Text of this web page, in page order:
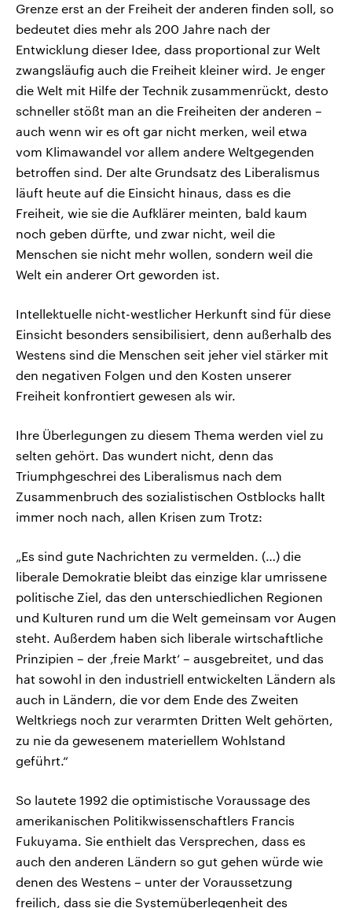
Grenze erst an der Freiheit der anderen finden soll, so
bedeutet dies mehr als 200 Jahre nach der
Entwicklung dieser Idee, dass proportional zur Welt
zwangsläufig auch die Freiheit kleiner wird. Je enger
die Welt mit Hilfe der Technik zusammenrückt, desto
schneller stößt man an die Freiheiten der anderen –
auch wenn wir es oft gar nicht merken, weil etwa
vom Klimawandel vor allem andere Weltgegenden
betroffen sind. Der alte Grundsatz des Liberalismus
läuft heute auf die Einsicht hinaus, dass es die
Freiheit, wie sie die Aufklärer meinten, bald kaum
noch geben dürfte, und zwar nicht, weil die
Menschen sie nicht mehr wollen, sondern weil die
Welt ein anderer Ort geworden ist.
Intellektuelle nicht-westlicher Herkunft sind für diese
Einsicht besonders sensibilisiert, denn außerhalb des
Westens sind die Menschen seit jeher viel stärker mit
den negativen Folgen und den Kosten unserer
Freiheit konfrontiert gewesen als wir.
Ihre Überlegungen zu diesem Thema werden viel zu
selten gehört. Das wundert nicht, denn das
Triumphgeschrei des Liberalismus nach dem
Zusammenbruch des sozialistischen Ostblocks hallt
immer noch nach, allen Krisen zum Trotz:
„Es sind gute Nachrichten zu vermelden. (…) die
liberale Demokratie bleibt das einzige klar umrissene
politische Ziel, das den unterschiedlichen Regionen
und Kulturen rund um die Welt gemeinsam vor Augen
steht. Außerdem haben sich liberale wirtschaftliche
Prinzipien – der ‚freie Markt‘ – ausgebreitet, und das
hat sowohl in den industriell entwickelten Ländern als
auch in Ländern, die vor dem Ende des Zweiten
Weltkriegs noch zur verarmten Dritten Welt gehörten,
zu nie da gewesenem materiellem Wohlstand
geführt.“
So lautete 1992 die optimistische Voraussage des
amerikanischen Politikwissenschaftlers Francis
Fukuyama. Sie enthielt das Versprechen, dass es
auch den anderen Ländern so gut gehen würde wie
denen des Westens – unter der Voraussetzung
freilich, dass sie die Systemüberlegenheit des